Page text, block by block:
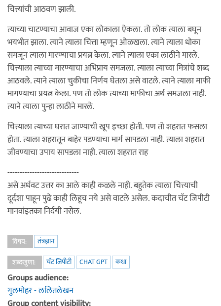
चित्त्यांची आठवण झाली.
त्याच्या चाटण्याचा आवाज एका लोकाला ऐकला. तो लोक त्याला बघून
भयभीत झाला. त्याने त्याला चित्ता म्हणून ओळखला. त्याने त्याला धोका
समजून त्याला मारण्याचा प्रयत्न केला. त्याने त्याला एका लाठीने मारले.
चित्त्याला त्याच्या मारण्याचा अभिप्राय समजला. त्याला त्याच्या मित्रांचे शब्द
आठवले. त्याने त्याला चुकीचा निर्णय घेतला असे वाटले. त्याने त्याला माफी
मागण्याचा प्रयत्न केला. पण तो लोक त्याच्या माफीचा अर्थ समजला नाही.
त्याने त्याला पुन्हा लाठीने मारले.
चित्त्याला त्याच्या घरात जाण्याची खूप इच्छा होती. पण तो शहरात फसला
होता. त्याला शहरातून बाहेर पडण्याचा मार्ग सापडला नाही. त्याला शहरात
जीवण्याचा उपाय सापडला नाही. त्याला शहरात राह
-----------------------------
असे अर्धवट उत्तर का आले काही कळले नाही. बहुतेक त्याला चित्त्याची
दूर्दशा पाहून पुढे काही लिहूच नये असे वाटले असेल. कदाचीत चॅट जिपीटी
मानवांइतका निर्दयी नसेल.
विषय:
तंत्रज्ञान
शब्दखुणा:
चॅट जिपीटी CHAT GPT कथा
Groups audience:
गुलमोहर - ललितलेखन